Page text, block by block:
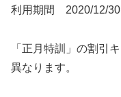
利用期間 2020/12/30
「正月特訓」の割引
異なります。